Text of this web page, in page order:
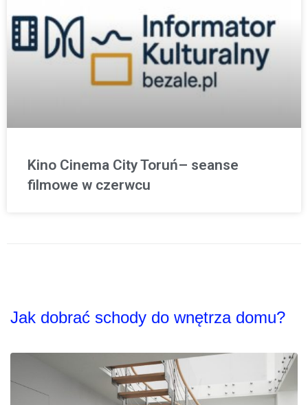
Kino Cinema City Toruń– seanse
filmowe w czerwcu
Jak dobrać schody do wnętrza domu?